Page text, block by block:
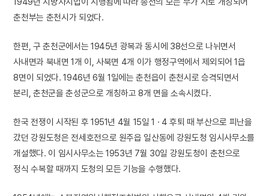
춘천부는 춘천시가 되었다.
한편, 구 춘천군에서는 1945년 광복과 동시에 38선으로 나뉘면서
사내면과 북내면 1개 이, 사북면 4개 이가 행정구역에서 제외되어 1읍
8면이 되었다. 1946년 6월 1일에는 춘천읍이 춘천시로 승격되면서
분리, 춘천군을 춘성군으로 개칭하고 8개 면을 소속시켰다.
한국 전쟁이 시작된 후 1951년 4월 15일 1 · 4 후퇴 때 부산으로 피난을
갔던 강원도청은 전세호전으로 원주읍 일산동에 강원도청 임시사무소를
개설했다. 이 임시사무소는 1953년 7월 30일 강원도청이 춘천으로
정식 수복할 때까지 도청의 모든 기능을 수행했다.